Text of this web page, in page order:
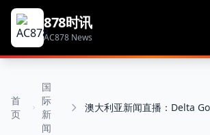
878时讯
AC878 News
首
页
国
际
新
闻